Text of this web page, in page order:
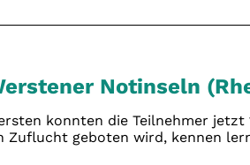
Notinseln
konnten die Teilnehmer jetzt
Zuflucht geboten wird, kennen